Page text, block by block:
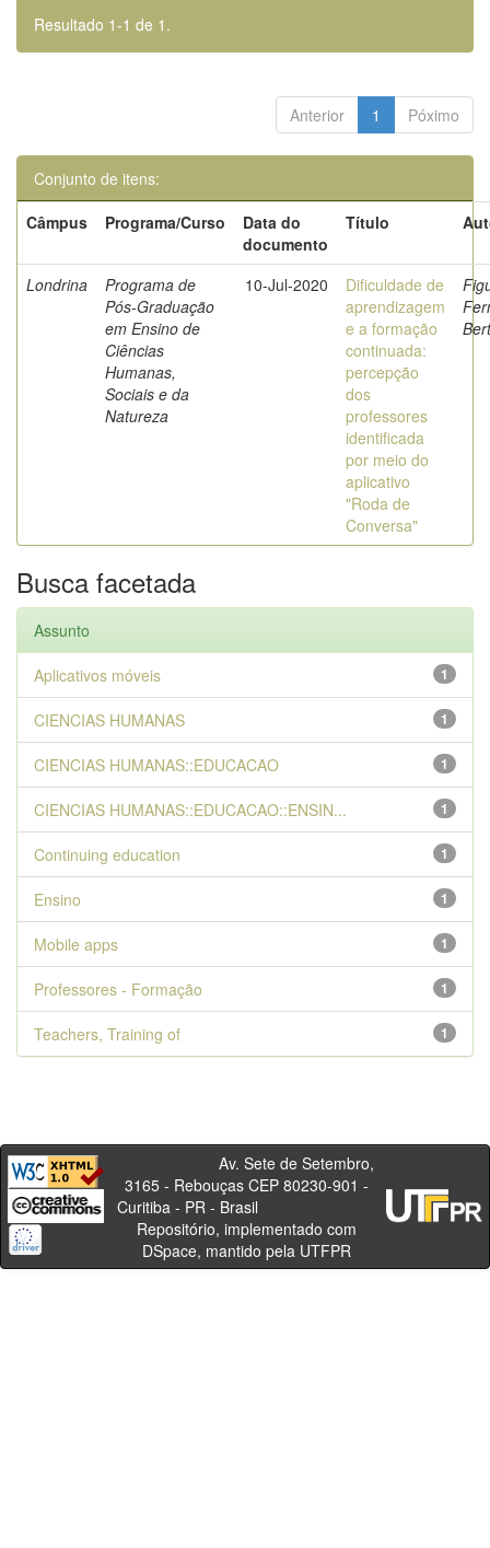
Resultado 1-1 de 1.
Anterior 1 Póximo
Conjunto de itens:
Câmpus
Programa/Curso
Data do
documento
Título
Londrina
Programa de
Pós-Graduação
em Ensino de
Ciências
Humanas,
Sociais e da
Natureza
10-Jul-2020
Dificuldade de
aprendizagem
e a formação
continuada:
percepção
dos
professores
identificada
por meio do
aplicativo
"Roda de
Conversa"
Busca facetada
Assunto
1
Aplicativos móveis
1
CIENCIAS HUMANAS
1
CIENCIAS HUMANAS::EDUCACAO
1
CIENCIAS HUMANAS::EDUCACAO::ENSIN...
1
Continuing education
1
Ensino
1
Mobile apps
1
Professores - Formação
1
Teachers, Training of
Av. Sete de Setembro,
3165 - Rebouças CEP 80230-901 -
Curitiba - PR - Brasil
Repositório, implementado com
DSpace, mantido pela UTFPR